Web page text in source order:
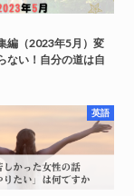
編（2023年5月）変
ない！自分の道は自
英語